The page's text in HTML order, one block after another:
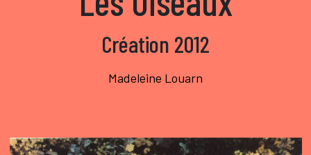
Création 2012
Madeleine Louarn